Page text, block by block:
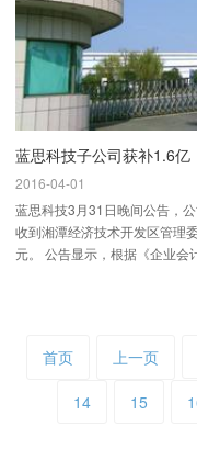
蓝思科技子公司获补1.6亿
2016-04-01
蓝思科技3月31日晚间公告，
收到湘潭经济技术开发区管理
元。 公告显示，根据《企业会
首页 上一页
14 15